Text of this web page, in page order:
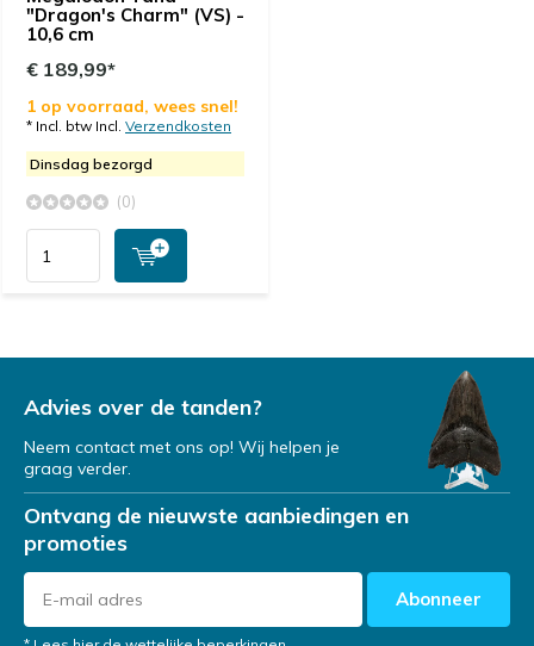
"Dragon's Charm" (VS) -
10,6 cm
€ 189,99*
1 op voorraad, wees snel!
* Incl. btw Incl. Verzendkosten
Dinsdag bezorgd
(0)
Advies over de tanden?
Neem contact met ons op! Wij helpen je
graag verder.
Ontvang de nieuwste aanbiedingen en
promoties
Abonneer